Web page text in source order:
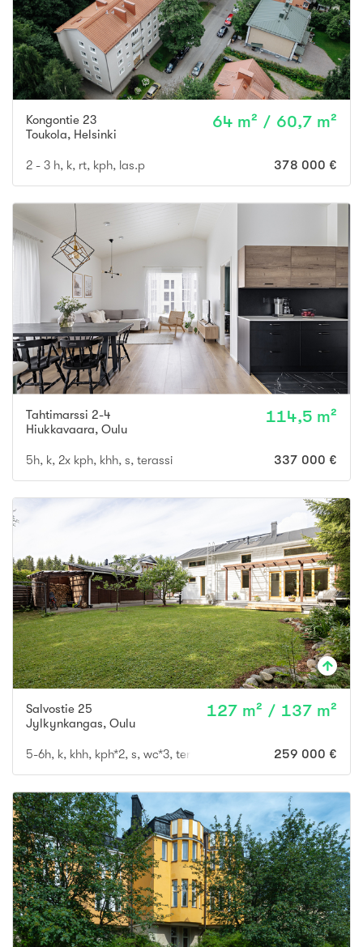
Kongontie 23
Toukola, Helsinki
64 m² / 60,7 m²
2 - 3 h, k, rt, kph, las.p 378 000 €
Tahtimarssi 2-4
Hiukkavaara, Oulu
114,5 m²
5h, k, 2x kph, khh, s, terassi 337 000 €
Salvostie 25
Jylkynkangas, Oulu
127 m² / 137 m²
5-6h, k, khh, kph*2, s, wc*3, terassi, parveke, ak259 000 €